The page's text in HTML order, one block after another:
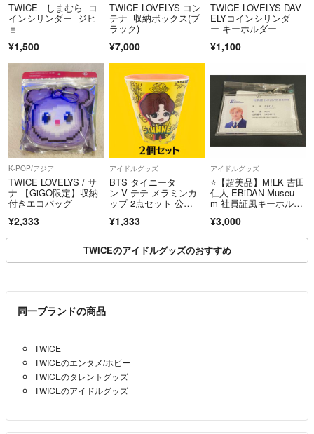
TWICE しまむら コ
インシリンダー ジヒ
ョ
¥1,500
TWICE LOVELYS コン
テナ 収納ボックス(ブ
ラック)
¥7,000
TWICE LOVELYS DAV
ELYコインシリンダ
ー キーホルダー
¥1,100
K-POP/アジア
TWICE LOVELYS / サ
ナ 【GiGO限定】収納
付きエコバッグ
¥2,333
アイドルグッズ
BTS タイニータ
ン V テテ メラミンカ
ップ 2点セット 公
¥1,333
アイドルグッズ
⭐️【超美品】M!LK 吉田
仁人 EBiDAN Museu
m 社員証風キーホルダ
¥3,000
TWICEのアイドルグッズのおすすめ
同一ブランドの商品
TWICE
TWICEのエンタメ/ホビー
TWICEのタレントグッズ
TWICEのアイドルグッズ